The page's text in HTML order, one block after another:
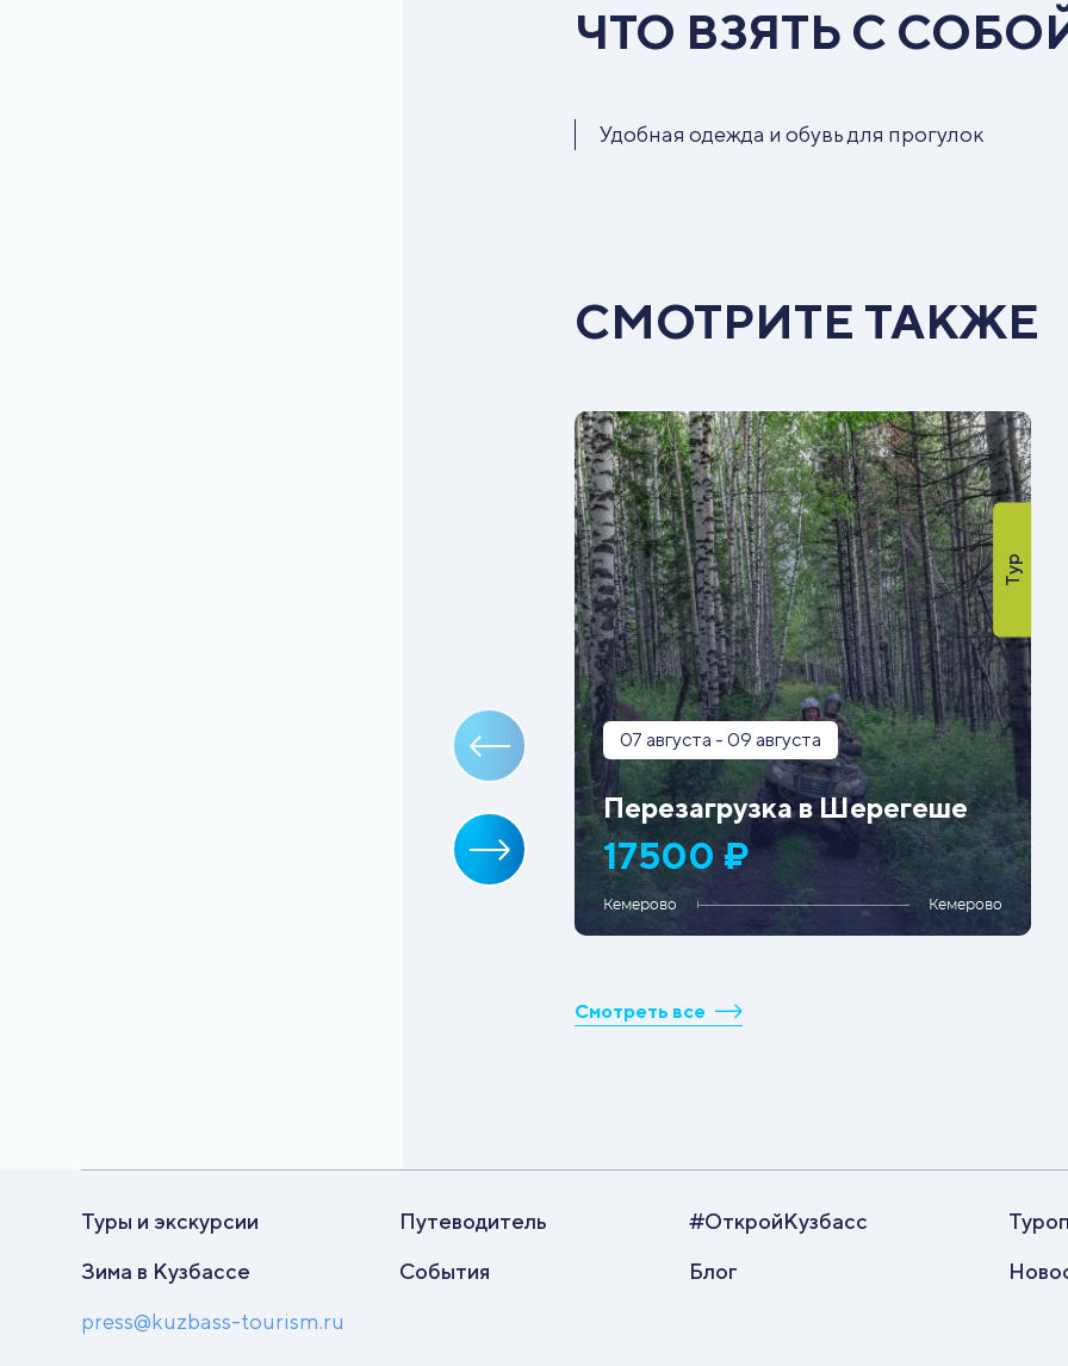
ЧТО ВЗЯТЬ С
Удобная одежда и обувь для прогулок
СМОТРИТЕ ТАКЖЕ
Тур
07 августа - 09 августа
Перезагрузка в Шерегеше
17500 ₽
Кемерово Кемерово
Смотреть все
Туры и экскурсии
Зима в Кузбассе
Путеводитель
События
#ОткройКузбасс
Блог
press@kuzbass-tourism.ru